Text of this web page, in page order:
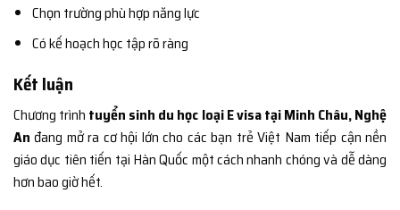
Chọn trường phù hợp năng lực
Có kế hoạch học tập rõ ràng
Kết luận
Chương trình tuyển sinh du học loại E visa tại Minh Châu, Nghệ
An đang mở ra cơ hội lớn cho các bạn trẻ Việt Nam tiếp cận nền
giáo dục tiên tiến tại Hàn Quốc một cách nhanh chóng và dễ dàng
hơn bao giờ hết.